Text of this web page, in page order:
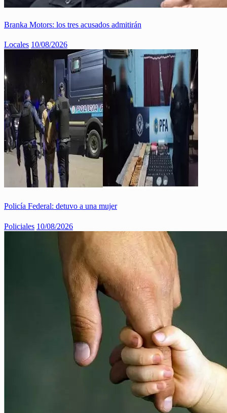
Branka Motors: los tres acusados admitirán
Locales 10/08/2026
Policía Federal: detuvo a una mujer
Policiales 10/08/2026